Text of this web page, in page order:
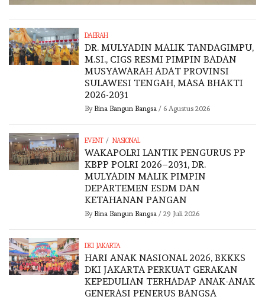
DAERAH
DR. MULYADIN MALIK TANDAGIMPU,
M.SI., CIGS RESMI PIMPIN BADAN
MUSYAWARAH ADAT PROVINSI
SULAWESI TENGAH, MASA BHAKTI
2026-2031
By Bina Bangun Bangsa/ 6 Agustus 2026
EVENT / NASIONAL
WAKAPOLRI LANTIK PENGURUS PP
KBPP POLRI 2026–2031, DR.
MULYADIN MALIK PIMPIN
DEPARTEMEN ESDM DAN
KETAHANAN PANGAN
By Bina Bangun Bangsa/ 29 Juli 2026
DKI JAKARTA
HARI ANAK NASIONAL 2026, BKKKS
DKI JAKARTA PERKUAT GERAKAN
KEPEDULIAN TERHADAP ANAK-ANAK
GENERASI PENERUS BANGSA